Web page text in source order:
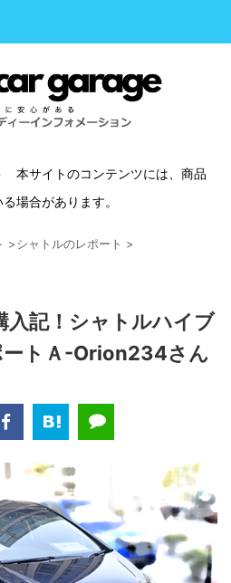
本サイトのコンテンツには、商品
場合があります。
>シャトルのレポート >
入記！シャトルハイブ
ートＡ-Orion234さん